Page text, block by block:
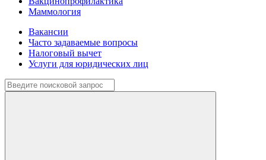
Маммология
Вакансии
Часто задаваемые вопросы
Налоговый вычет
Услуги для юридических лиц